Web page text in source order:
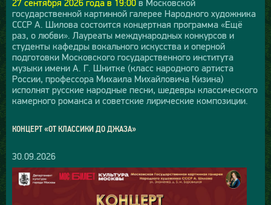
27 сентября 2026 года в 19:00 в Московской
государственной картинной галерее Народного художника
СССР А. Шилова состоится концертная программа «Ещё
раз, о любви». Лауреаты международных конкурсов и
студенты кафедры вокального искусства и оперной
подготовки Московского государственного института
музыки имени А. Г. Шнитке (класс народного артиста
России, профессора Михаила Михайловича Кизина)
исполнят русские народные песни, шедевры классического
камерного романса и советские лирические композиции.
КОНЦЕРТ «ОТ КЛАССИКИ ДО ДЖАЗА»
30.09.2026